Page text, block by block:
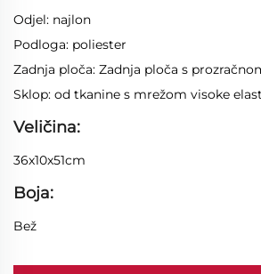
Odjel: najlon
Podloga: poliester
Zadnja ploča: Zadnja ploča s
Sklop: od tkanine s mrežom visoke
Veličina:
36x10x51cm
Boja:
Bež